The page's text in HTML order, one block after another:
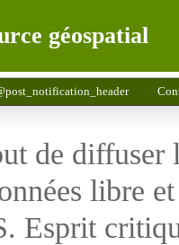
géospatial
de diffuser
libre
Esprit